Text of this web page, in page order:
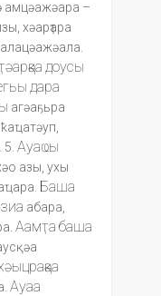
–
хәарҭара
доусы
дара
агәаҕьра
Ауаҩы
азы, ухы
Баша
абара,
Аамҭа баша
Ауаа